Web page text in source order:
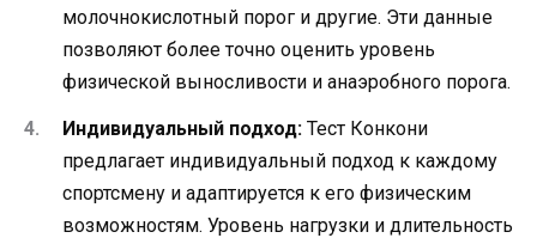
молочнокислотный порог и другие. Эти данные
позволяют более точно оценить уровень
физической выносливости и анаэробного порога.
Индивидуальный подход: Тест Конкони
предлагает индивидуальный подход к каждому
спортсмену и адаптируется к его физическим
возможностям. Уровень нагрузки и длительность